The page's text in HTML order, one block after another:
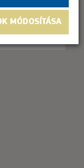
OK
MÓDOSÍTÁSA